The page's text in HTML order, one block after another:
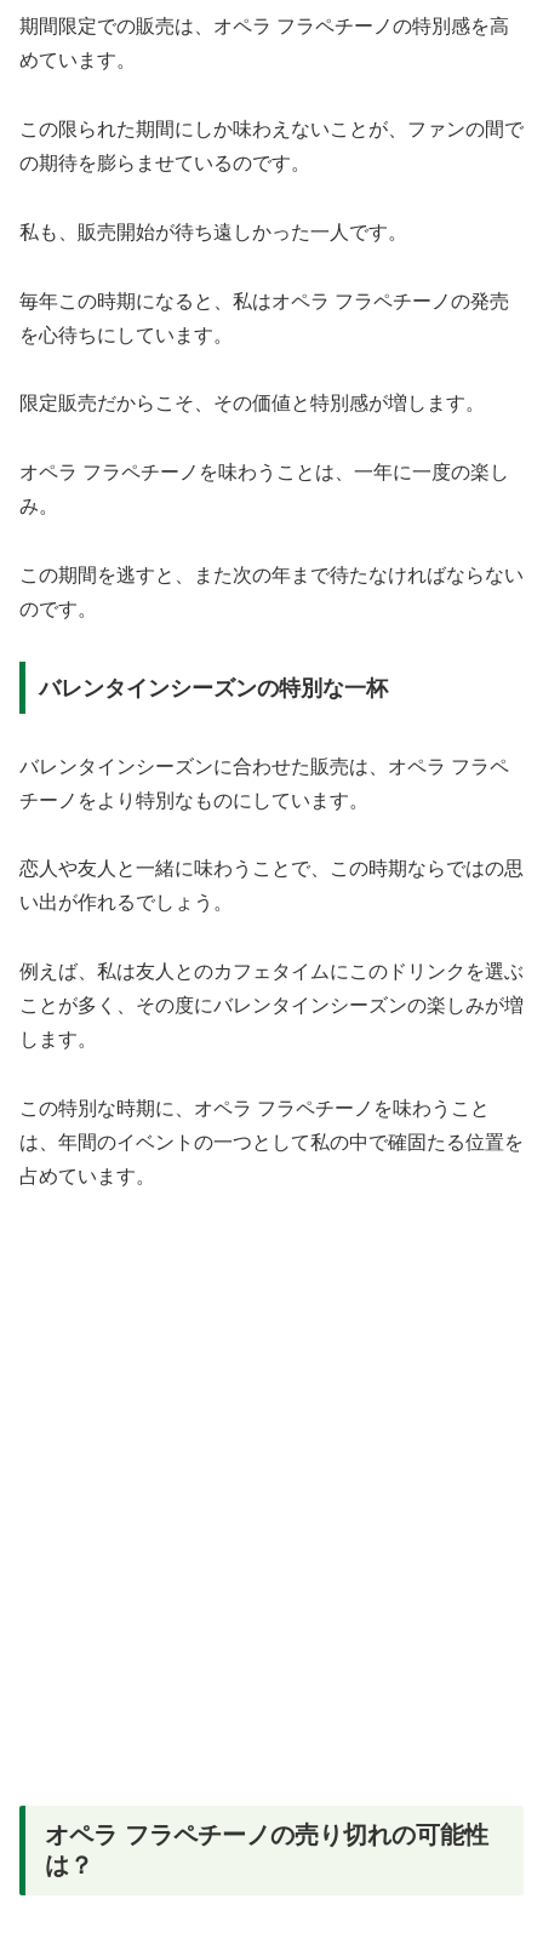
期間限定での販売は、オペラ フラペチーノの特別感を高
めています。
この限られた期間にしか味わえないことが、ファンの間で
の期待を膨らませているのです。
私も、販売開始が待ち遠しかった一人です。
毎年この時期になると、私はオペラ フラペチーノの発売
を心待ちにしています。
限定販売だからこそ、その価値と特別感が増します。
オペラ フラペチーノを味わうことは、一年に一度の楽し
み。
この期間を逃すと、また次の年まで待たなければならない
のです。
バレンタインシーズンの特別な一杯
バレンタインシーズンに合わせた販売は、オペラ フラペ
チーノをより特別なものにしています。
恋人や友人と一緒に味わうことで、この時期ならではの思
い出が作れるでしょう。
例えば、私は友人とのカフェタイムにこのドリンクを選ぶ
ことが多く、その度にバレンタインシーズンの楽しみが増
します。
この特別な時期に、オペラ フラペチーノを味わうこと
は、年間のイベントの一つとして私の中で確固たる位置を
占めています。
オペラ フラペチーノの売り切れの可能性
は？